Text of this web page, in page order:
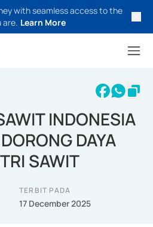
with seamless access to the
are. Learn More
INDONESIA
DAYA
SAWIT
TERBIT PADA
17 December 2025